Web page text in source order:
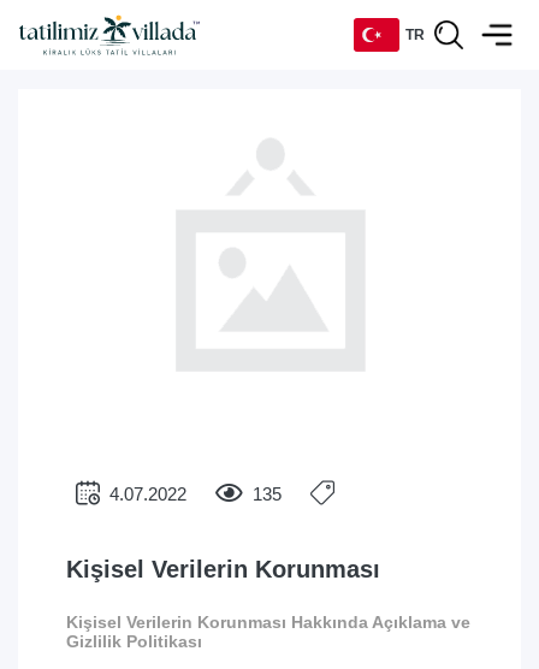
TR
4.07.2022 135
Kişisel Verilerin Korunması
Kişisel Verilerin Korunması Hakkında Açıklama ve
Gizlilik Politikası